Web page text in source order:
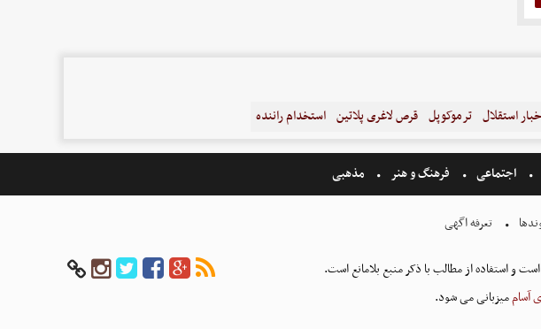
استقلال ترموکوپل قرص لاغری پلاتین استخدام راننده
اجتماعی فرهنگ و هنر مذهبی
تعرفه اگهی
است و استفاده از مطالب با ذکر منبع بلامانع است.
آساممیزبانی می شود.